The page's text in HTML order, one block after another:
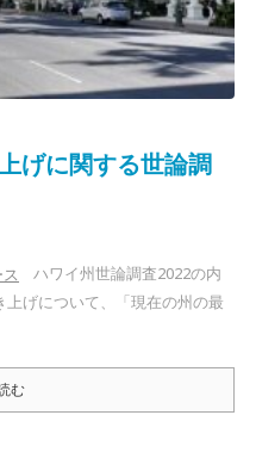
げに関する世論調
ハワイ州世論調査2022の内
げについて、「現在の州の最
む